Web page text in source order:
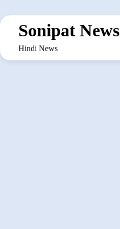
to
contentSonipat News
Hindi News